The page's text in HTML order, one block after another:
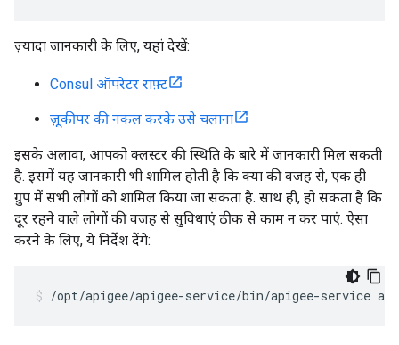
ज़्यादा जानकारी के लिए, यहां देखें:
Consul ऑपरेटर राफ़्ट
ज़ूकीपर की नकल करके उसे चलाना
इसके अलावा, आपको क्लस्टर की स्थिति के बारे में जानकारी मिल सकती
है. इसमें यह जानकारी भी शामिल होती है कि क्या की वजह से, एक ही
ग्रुप में सभी लोगों को शामिल किया जा सकता है. साथ ही, हो सकता है कि
दूर रहने वाले लोगों की वजह से सुविधाएं ठीक से काम न कर पाएं. ऐसा
करने के लिए, ये निर्देश देंगे:
/opt/apigee/apigee-service/bin/apigee-service